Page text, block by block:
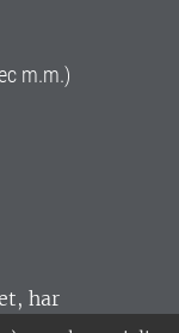
m.m.)
har
är